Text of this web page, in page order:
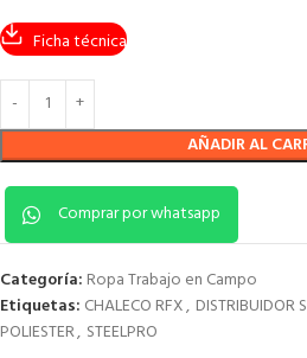
Ficha técnica
AÑADIR AL
Comprar por whatsapp
Categoría: Ropa Trabajo en Campo
Etiquetas: CHALECO RFX, DISTRIBUIDOR
POLIESTER, STEELPRO